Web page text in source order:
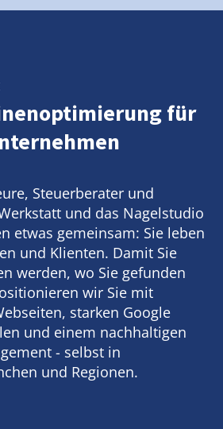
für
Steuerberater und
und das Nagelstudio
etwas gemeinsam: Sie leben
und Klienten. Damit Sie
werden, wo Sie gefunden
wir Sie mit
starken Google
und einem nachhaltigen
- selbst in
und Regionen.